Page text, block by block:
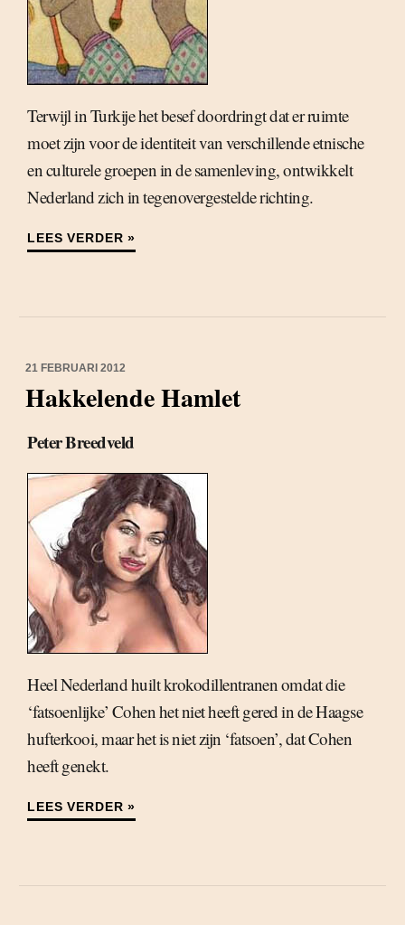
Terwijl in Turkije het besef doordringt dat er ruimte
moet zijn voor de identiteit van verschillende etnische
en culturele groepen in de samenleving, ontwikkelt
Nederland zich in tegenovergestelde richting.
LEES VERDER »
21 FEBRUARI 2012
Hakkelende Hamlet
Peter Breedveld
Heel Nederland huilt krokodillentranen omdat die
‘fatsoenlijke’ Cohen het niet heeft gered in de Haagse
hufterkooi, maar het is niet zijn ‘fatsoen’, dat Cohen
heeft genekt.
LEES VERDER »